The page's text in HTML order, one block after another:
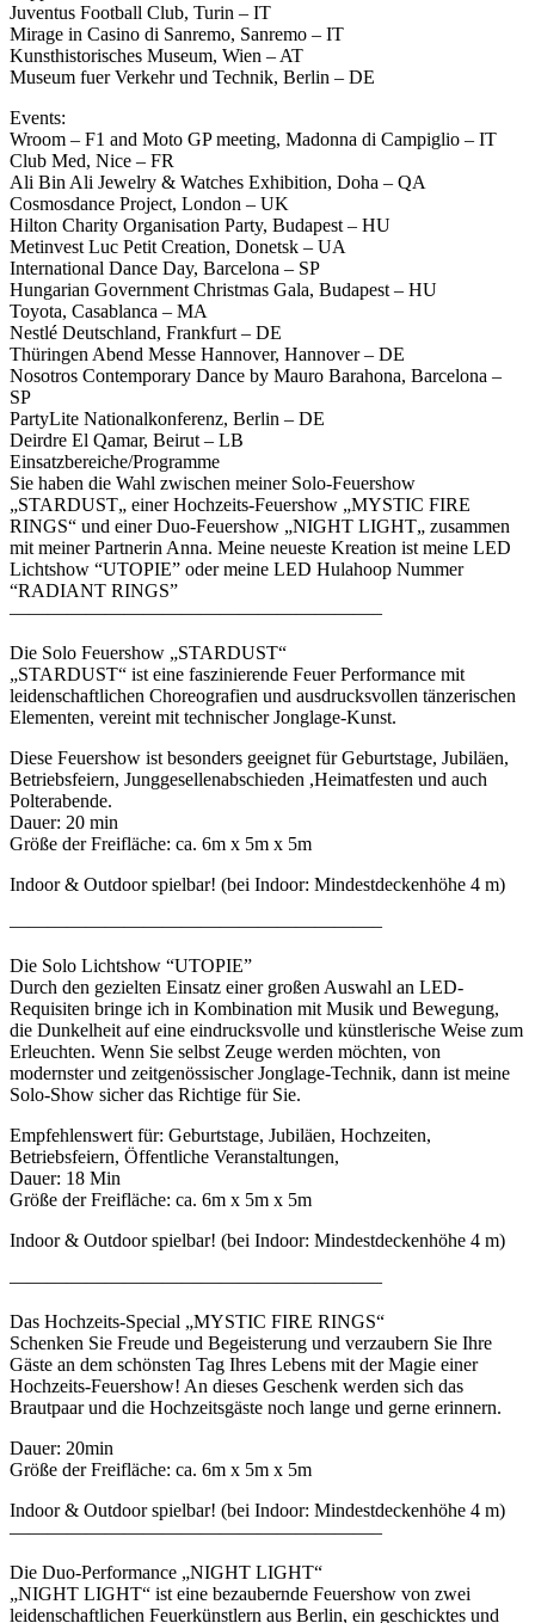
Juventus Football Club, Turin – IT
Mirage in Casino di Sanremo, Sanremo – IT
Kunsthistorisches Museum, Wien – AT
Museum fuer Verkehr und Technik, Berlin – DE
Events:
Wroom – F1 and Moto GP meeting, Madonna di Campiglio – IT
Club Med, Nice – FR
Ali Bin Ali Jewelry & Watches Exhibition, Doha – QA
Cosmosdance Project, London – UK
Hilton Charity Organisation Party, Budapest – HU
Metinvest Luc Petit Creation, Donetsk – UA
International Dance Day, Barcelona – SP
Hungarian Government Christmas Gala, Budapest – HU
Toyota, Casablanca – MA
Nestlé Deutschland, Frankfurt – DE
Thüringen Abend Messe Hannover, Hannover – DE
Nosotros Contemporary Dance by Mauro Barahona, Barcelona –
SP
PartyLite Nationalkonferenz, Berlin – DE
Deirdre El Qamar, Beirut – LB
Einsatzbereiche/Programme
Sie haben die Wahl zwischen meiner Solo-Feuershow
„STARDUST„ einer Hochzeits-Feuershow „MYSTIC FIRE
RINGS“ und einer Duo-Feuershow „NIGHT LIGHT„ zusammen
mit meiner Partnerin Anna. Meine neueste Kreation ist meine LED
Lichtshow “UTOPIE” oder meine LED Hulahoop Nummer
“RADIANT RINGS”
———————————————————–
Die Solo Feuershow „STARDUST“
„STARDUST“ ist eine faszinierende Feuer Performance mit
leidenschaftlichen Choreografien und ausdrucksvollen tänzerischen
Elementen, vereint mit technischer Jonglage-Kunst.
Diese Feuershow ist besonders geeignet für Geburtstage, Jubiläen,
Betriebsfeiern, Junggesellenabschieden ,Heimatfesten und auch
Polterabende.
Dauer: 20 min
Größe der Freifläche: ca. 6m x 5m x 5m
Indoor & Outdoor spielbar! (bei Indoor: Mindestdeckenhöhe 4 m)
———————————————————–
Die Solo Lichtshow “UTOPIE”
Durch den gezielten Einsatz einer großen Auswahl an LED-
Requisiten bringe ich in Kombination mit Musik und Bewegung,
die Dunkelheit auf eine eindrucksvolle und künstlerische Weise zum
Erleuchten. Wenn Sie selbst Zeuge werden möchten, von
modernster und zeitgenössischer Jonglage-Technik, dann ist meine
Solo-Show sicher das Richtige für Sie.
Empfehlenswert für: Geburtstage, Jubiläen, Hochzeiten,
Betriebsfeiern, Öffentliche Veranstaltungen,
Dauer: 18 Min
Größe der Freifläche: ca. 6m x 5m x 5m
Indoor & Outdoor spielbar! (bei Indoor: Mindestdeckenhöhe 4 m)
———————————————————–
Das Hochzeits-Special „MYSTIC FIRE RINGS“
Schenken Sie Freude und Begeisterung und verzaubern Sie Ihre
Gäste an dem schönsten Tag Ihres Lebens mit der Magie einer
Hochzeits-Feuershow! An dieses Geschenk werden sich das
Brautpaar und die Hochzeitsgäste noch lange und gerne erinnern.
Dauer: 20min
Größe der Freifläche: ca. 6m x 5m x 5m
Indoor & Outdoor spielbar! (bei Indoor: Mindestdeckenhöhe 4 m)
———————————————————–
Die Duo-Performance „NIGHT LIGHT“
„NIGHT LIGHT“ ist eine bezaubernde Feuershow von zwei
leidenschaftlichen Feuerkünstlern aus Berlin, ein geschicktes und